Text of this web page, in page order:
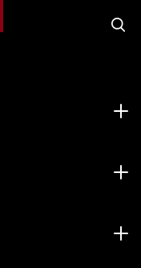
ジ
検索